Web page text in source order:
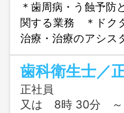
＊歯周病・う蝕予
関する業務 ＊ドク
治療・治療のアシ
勤なし
歯科衛生士／
正社員
又は 8時 30分 ～